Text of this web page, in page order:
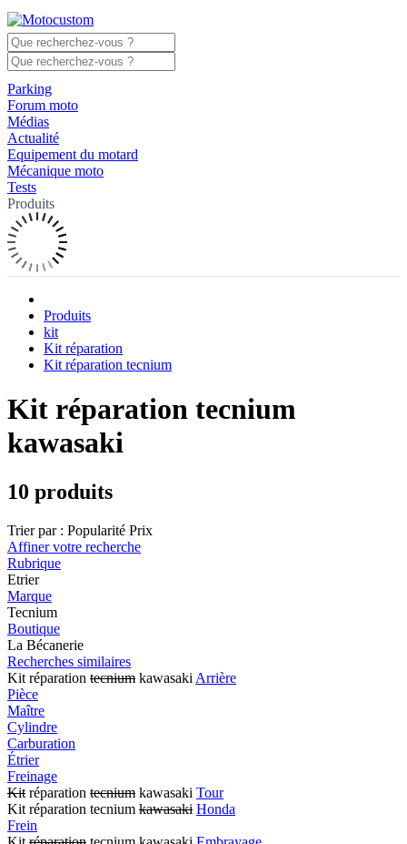
Parking
Forum moto
Médias
Actualité
Equipement du motard
Mécanique moto
Tests
Produits
Produits
kit
Kit réparation
Kit réparation tecnium
Kit réparation tecnium
kawasaki
10 produits
Trier par : Popularité Prix
Affiner votre recherche
Rubrique
Etrier
Marque
Tecnium
Boutique
La Bécanerie
Recherches similaires
Kit réparation tecnium kawasaki Arrière
Pièce
Maître
Cylindre
Carburation
Étrier
Freinage
Kit réparation tecnium kawasaki Tour
Kit réparation tecnium kawasaki Honda
Frein